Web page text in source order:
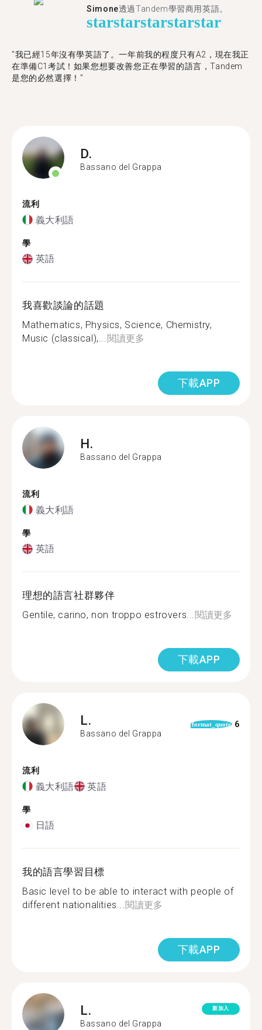
Simone透過Tandem學習商用英語。
starstarstarstarstar
"我已經15年沒有學英語了。一年前我的程度只有A2，現在我正
在準備C1考試！如果您想要改善您正在學習的語言，Tandem
是您的必然選擇！"
D.
Bassano del Grappa
流利
義大利語
學
英語
我喜歡談論的話題
Mathematics, Physics, Science, Chemistry,
Music (classical),...閱讀更多
下載APP
H.
Bassano del Grappa
流利
義大利語
學
英語
理想的語言社群夥伴
Gentile, carino, non troppo estrovers...閱讀更多
下載APP
L.
Bassano del Grappa
format_quote 6
流利
義大利語 英語
學
日語
我的語言學習目標
Basic level to be able to interact with people of
different nationalities...閱讀更多
下載APP
L.
Bassano del Grappa
新加入